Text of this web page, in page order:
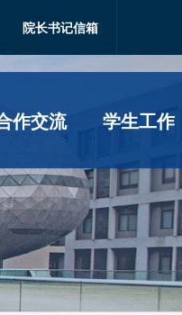
作交流 学生工作
院长书记信箱